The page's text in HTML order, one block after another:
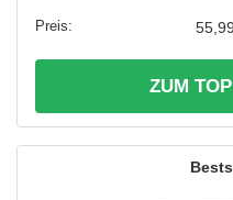
ZUM